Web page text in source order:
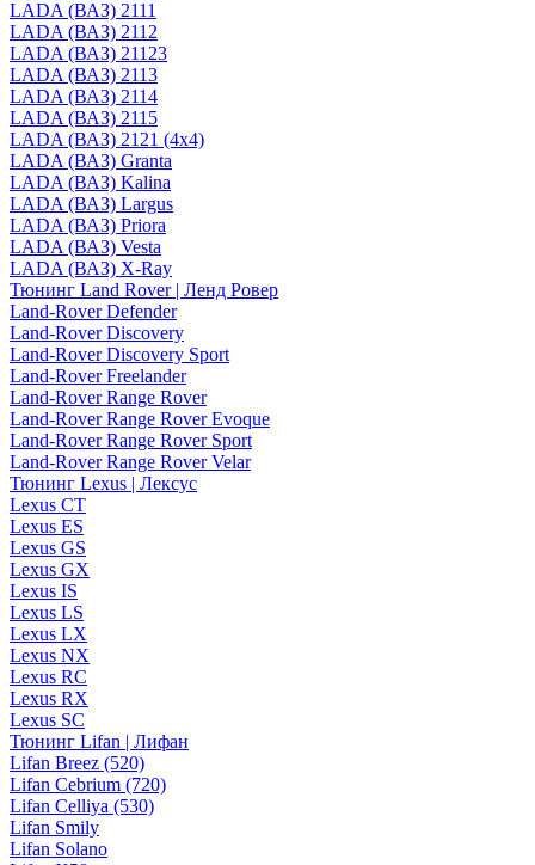
LADA (ВАЗ) 2111
LADA (ВАЗ) 2112
LADA (ВАЗ) 21123
LADA (ВАЗ) 2113
LADA (ВАЗ) 2114
LADA (ВАЗ) 2115
LADA (ВАЗ) 2121 (4x4)
LADA (ВАЗ) Granta
LADA (ВАЗ) Kalina
LADA (ВАЗ) Largus
LADA (ВАЗ) Priora
LADA (ВАЗ) Vesta
LADA (ВАЗ) X-Ray
Тюнинг Land Rover | Ленд Ровер
Land-Rover Defender
Land-Rover Discovery
Land-Rover Discovery Sport
Land-Rover Freelander
Land-Rover Range Rover
Land-Rover Range Rover Evoque
Land-Rover Range Rover Sport
Land-Rover Range Rover Velar
Тюнинг Lexus | Лексус
Lexus CT
Lexus ES
Lexus GS
Lexus GX
Lexus IS
Lexus LS
Lexus LX
Lexus NX
Lexus RC
Lexus RX
Lexus SC
Тюнинг Lifan | Лифан
Lifan Breez (520)
Lifan Cebrium (720)
Lifan Celliya (530)
Lifan Smily
Lifan Solano